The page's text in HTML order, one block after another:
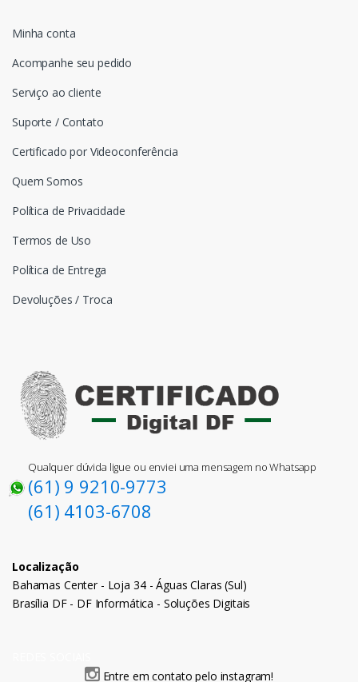
Minha conta
Acompanhe seu pedido
Serviço ao cliente
Suporte / Contato
Certificado por Videoconferência
Quem Somos
Política de Privacidade
Termos de Uso
Política de Entrega
Devoluções / Troca
Qualquer dúvida ligue ou enviei uma mensagem no Whatsapp
(61) 9 9210-9773
(61) 4103-6708
Localização
Bahamas Center - Loja 34 - Águas Claras (Sul)
Brasília DF - DF Informática - Soluções Digitais
Entre em contato pelo instagram!